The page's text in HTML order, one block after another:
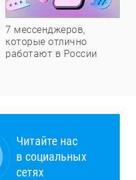
7 мессенджеров,
которые отлично
работают в России
Читайте нас
в социальных
сетях